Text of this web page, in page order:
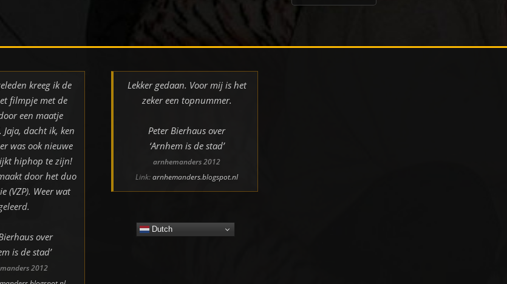
kreeg ik de
filmpje met de
een maatje
dacht ik, ken
was ook nieuwe
hiphop te zijn!
door het duo
(VZP). Weer wat
over
is de stad’
2012
Lekker gedaan. Voor mij is het
zeker een topnummer.
Peter Bierhaus over
‘Arnhem is de stad’
arnhemanders 2012
Link:arnhemanders.blogspot.nl
Dutch